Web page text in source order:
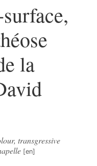
la
transgressive